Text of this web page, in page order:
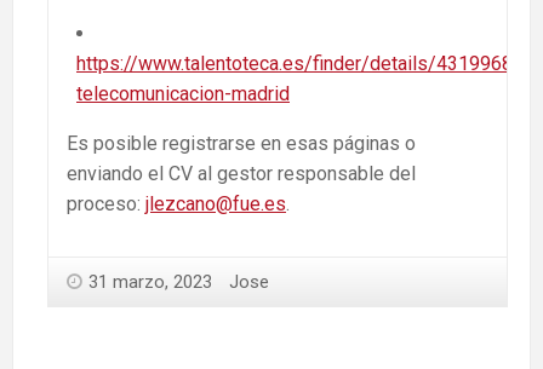
https://www.talentoteca.es/finder/details/43199682/
telecomunicacion-madrid
Es posible registrarse en esas páginas o
enviando el CV al gestor responsable del
proceso: jlezcano@fue.es.
31 marzo, 2023 Jose